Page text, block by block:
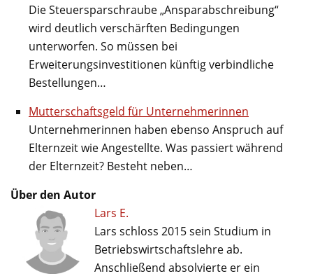
Die Steuersparschraube „Ansparabschreibung“
wird deutlich verschärften Bedingungen
unterworfen. So müssen bei
Erweiterungsinvestitionen künftig verbindliche
Bestellungen…
Mutterschaftsgeld für Unternehmerinnen
Unternehmerinnen haben ebenso Anspruch auf
Elternzeit wie Angestellte. Was passiert während
der Elternzeit? Besteht neben…
Über den Autor
Lars E.
Lars schloss 2015 sein Studium in
Betriebswirtschaftslehre ab.
Anschließend absolvierte er ein